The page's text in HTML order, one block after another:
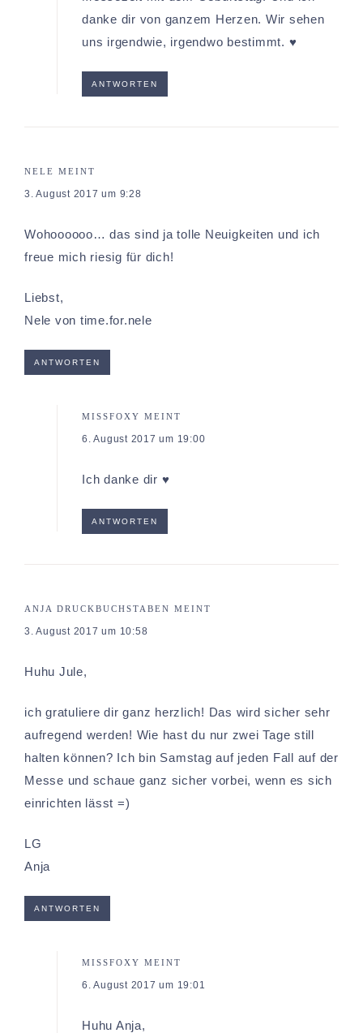
danke dir von ganzem Herzen. Wir sehen
uns irgendwie, irgendwo bestimmt. ♥
ANTWORTEN
NELE MEINT
3. August 2017 um 9:28
Wohoooooo… das sind ja tolle Neuigkeiten und ich
freue mich riesig für dich!
Liebst,
Nele von time.for.nele
ANTWORTEN
MISSFOXY MEINT
6. August 2017 um 19:00
Ich danke dir ♥
ANTWORTEN
ANJA DRUCKBUCHSTABEN MEINT
3. August 2017 um 10:58
Huhu Jule,
ich gratuliere dir ganz herzlich! Das wird sicher sehr
aufregend werden! Wie hast du nur zwei Tage still
halten können? Ich bin Samstag auf jeden Fall auf der
Messe und schaue ganz sicher vorbei, wenn es sich
einrichten lässt =)
LG
Anja
ANTWORTEN
MISSFOXY MEINT
6. August 2017 um 19:01
Huhu Anja,